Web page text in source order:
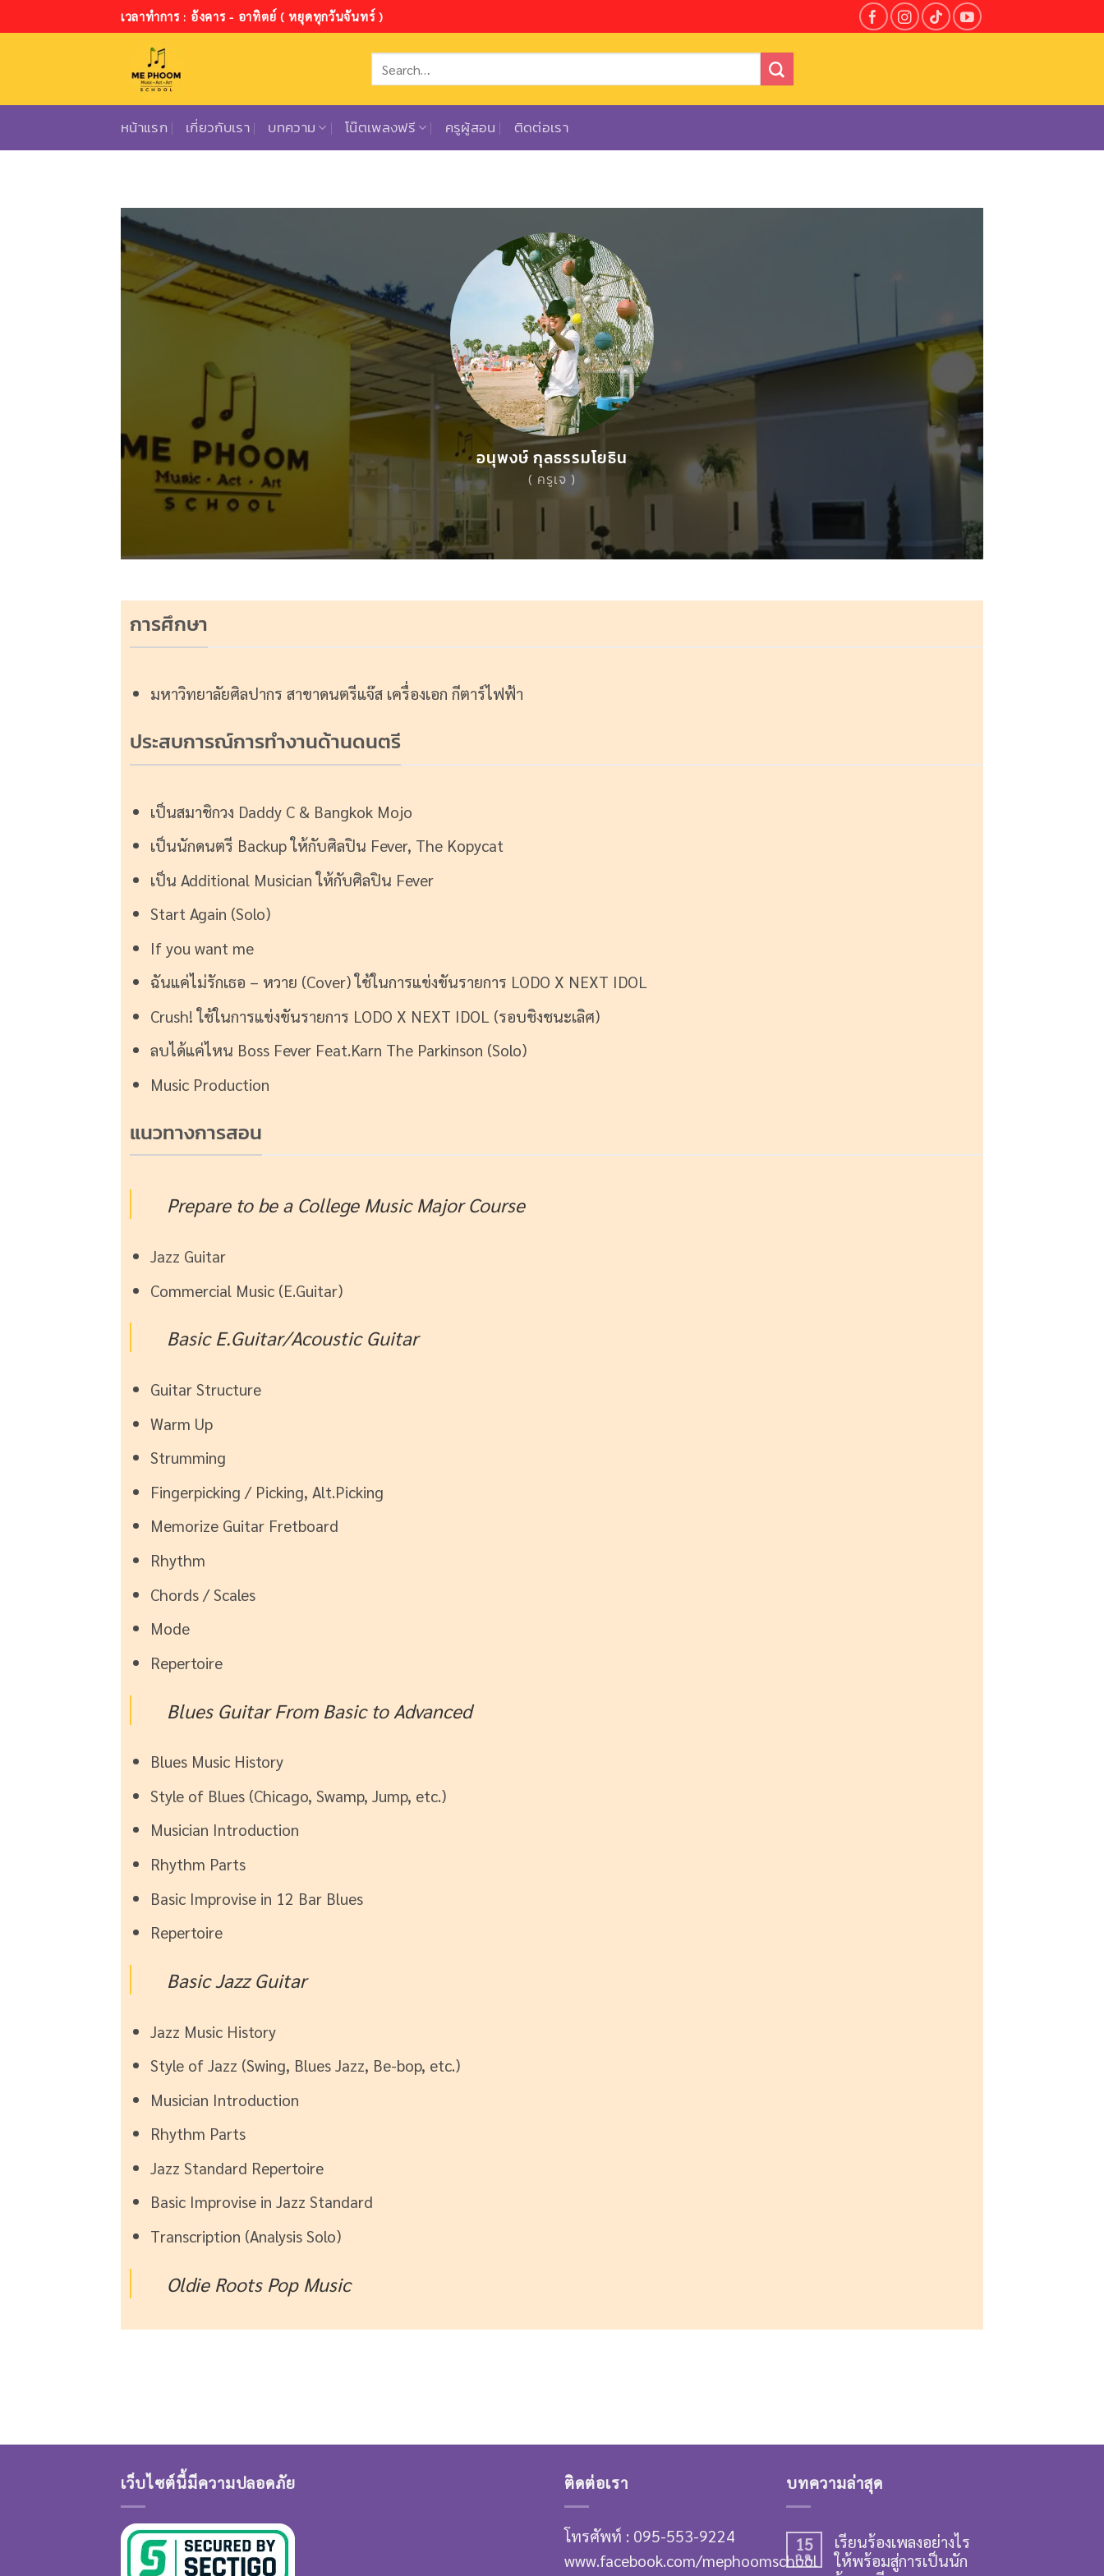
ไป
เวลาทำการ : อังคาร - อาทิตย์ ( หยุดทุกวันจันทร์ )
หน้าแรก เกี่ยวกับเรา บทความ โน๊ตเพลงฟรี ครูผู้สอน ติดต่อเรา
อนุพงษ์ กุลธรรมโยธิน
( ครูเจ )
การศึกษา
มหาวิทยาลัยศิลปากร สาขาดนตรีแจ๊ส เครื่องเอก กีตาร์ไฟฟ้า
ประสบการณ์การทำงานด้านดนตรี
เป็นสมาชิกวง Daddy C & Bangkok Mojo
เป็นนักดนตรี Backup ให้กับศิลปิน Fever, The Kopycat
เป็น Additional Musician ให้กับศิลปิน Fever
Start Again (Solo)
If you want me
ฉันแค่ไม่รักเธอ – หวาย (Cover) ใช้ในการแข่งขันรายการ LODO X NEXT IDOL
Crush! ใช้ในการแข่งขันรายการ LODO X NEXT IDOL (รอบชิงชนะเลิศ)
ลบได้แค่ไหน Boss Fever Feat.Karn The Parkinson (Solo)
Music Production
แนวทางการสอน
Prepare to be a College Music Major Course
Jazz Guitar
Commercial Music (E.Guitar)
Basic E.Guitar/Acoustic Guitar
Guitar Structure
Warm Up
Strumming
Fingerpicking / Picking, Alt.Picking
Memorize Guitar Fretboard
Rhythm
Chords / Scales
Mode
Repertoire
Blues Guitar From Basic to Advanced
Blues Music History
Style of Blues (Chicago, Swamp, Jump, etc.)
Musician Introduction
Rhythm Parts
Basic Improvise in 12 Bar Blues
Repertoire
Basic Jazz Guitar
Jazz Music History
Style of Jazz (Swing, Blues Jazz, Be-bop, etc.)
Musician Introduction
Rhythm Parts
Jazz Standard Repertoire
Basic Improvise in Jazz Standard
Transcription (Analysis Solo)
Oldie Roots Pop Music
เว็บไซต์นี้มีความปลอดภัย ติดต่อเรา
โทรศัพท์ : 095-553-9224
www.facebook.com/mephoomschool
บทความล่าสุด
15
ก.ค.
เรียนร้องเพลงอย่างไร
ให้พร้อมสู่การเป็นนัก